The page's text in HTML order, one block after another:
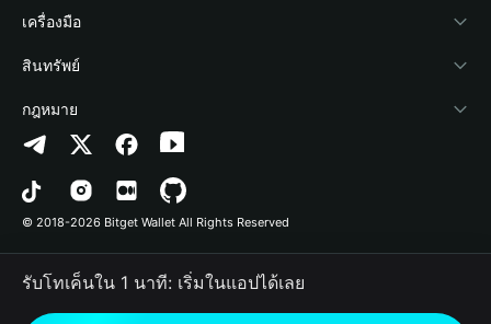
ข่าวสารด้านคริปโต
ศูนย์ช่วยเหลือ
ติดต่อเรา
ทรัพยากรข้อมูลของแบรนด์
อาชีพ
Payfi Crypto
Crypto Swap API
Altcoin Season Index
Prediction Markets
DApp
RWA
เชื่อมต่อ Wallet
Bitget Wallet Pay
ลิสต์โปรเจกต์
Protection Fund
เทคโนโลยีความปลอดภัย
เครื่องมือ
ซื้อคริปโต
การตรวจจับการอนุญาต
การตรวจจับสัญญา
การโอนเป็นชุด
สินทรัพย์
Arbitrum
Avalanche
Bitcoin
Polygon
กฎหมาย
นโยบายความเป็นส่วนตัว
ข้อตกลงในการใช้บริการ
© 2018-2026 Bitget Wallet All Rights Reserved
รับโทเค็นใน 1 นาที: เริ่มในแอปได้เลย